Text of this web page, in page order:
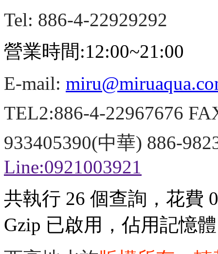
Tel: 886-4-22929292
營業時間:12:00~21:00
E-mail:
TEL2:886-4-22967676
933405390(中華) 886-
Line:0921003921
共執行 26 個查詢，花費
Gzip 已啟用，佔用記憶